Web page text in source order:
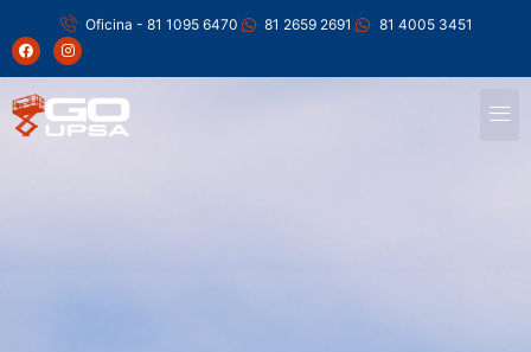
Oficina - 81 1095 6470 81 2659 2691 81 4005 3451